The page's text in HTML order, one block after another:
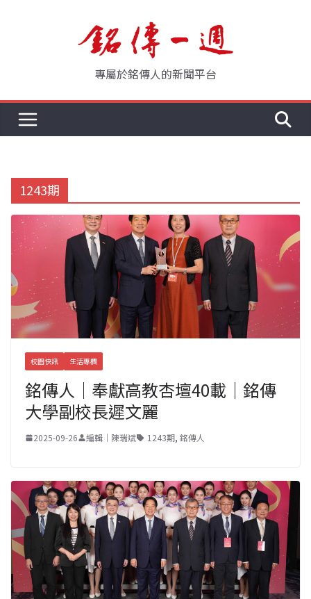
專屬於銘傳人的新聞平台
1243期
校園快訊 生活專欄
銘傳人｜奉獻高教杏壇40載｜銘傳
大學副校長遲文麗
2025-09-26 編輯｜陳瑞斌 1243期, 銘傳人